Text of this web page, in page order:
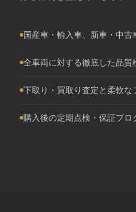
国産車・輸入車、新車・中
全車両に対する徹底した品質
下取り・買取り査定と柔軟な
購入後の定期点検・保証プロ